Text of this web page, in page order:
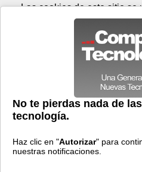
Prensa Videos
ptc
35 resultados
Jueves 06 de agosto - 18:02
Las cookies de este sitio se
contenido y los anuncios,
sociales y para analizar el
información sobre el uso que
partners de medios sociales,
web.